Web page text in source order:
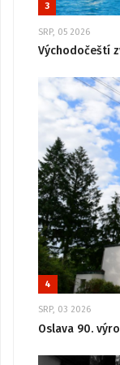
3
SRP, 05 2026
Východočeští
4
SRP, 03 2026
Oslava 90.